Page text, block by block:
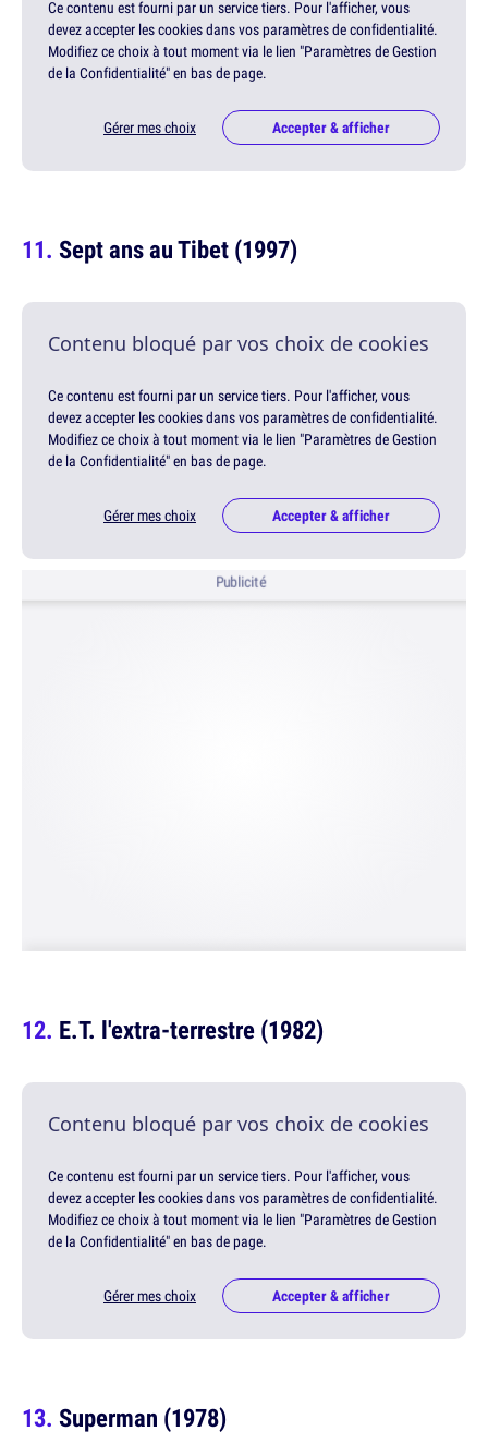
Ce contenu est fourni par un service tiers. Pour l'afficher, vous
devez accepter les cookies dans vos paramètres de confidentialité.
Modifiez ce choix à tout moment via le lien "Paramètres de Gestion
de la Confidentialité" en bas de page.
Gérer mes choix Accepter & afficher
Sept ans au Tibet (1997)
Contenu bloqué par vos choix de cookies
Ce contenu est fourni par un service tiers. Pour l'afficher, vous
devez accepter les cookies dans vos paramètres de confidentialité.
Modifiez ce choix à tout moment via le lien "Paramètres de Gestion
de la Confidentialité" en bas de page.
Gérer mes choix Accepter & afficher
Publicité
E.T. l'extra-terrestre (1982)
Contenu bloqué par vos choix de cookies
Ce contenu est fourni par un service tiers. Pour l'afficher, vous
devez accepter les cookies dans vos paramètres de confidentialité.
Modifiez ce choix à tout moment via le lien "Paramètres de Gestion
de la Confidentialité" en bas de page.
Gérer mes choix Accepter & afficher
Superman (1978)